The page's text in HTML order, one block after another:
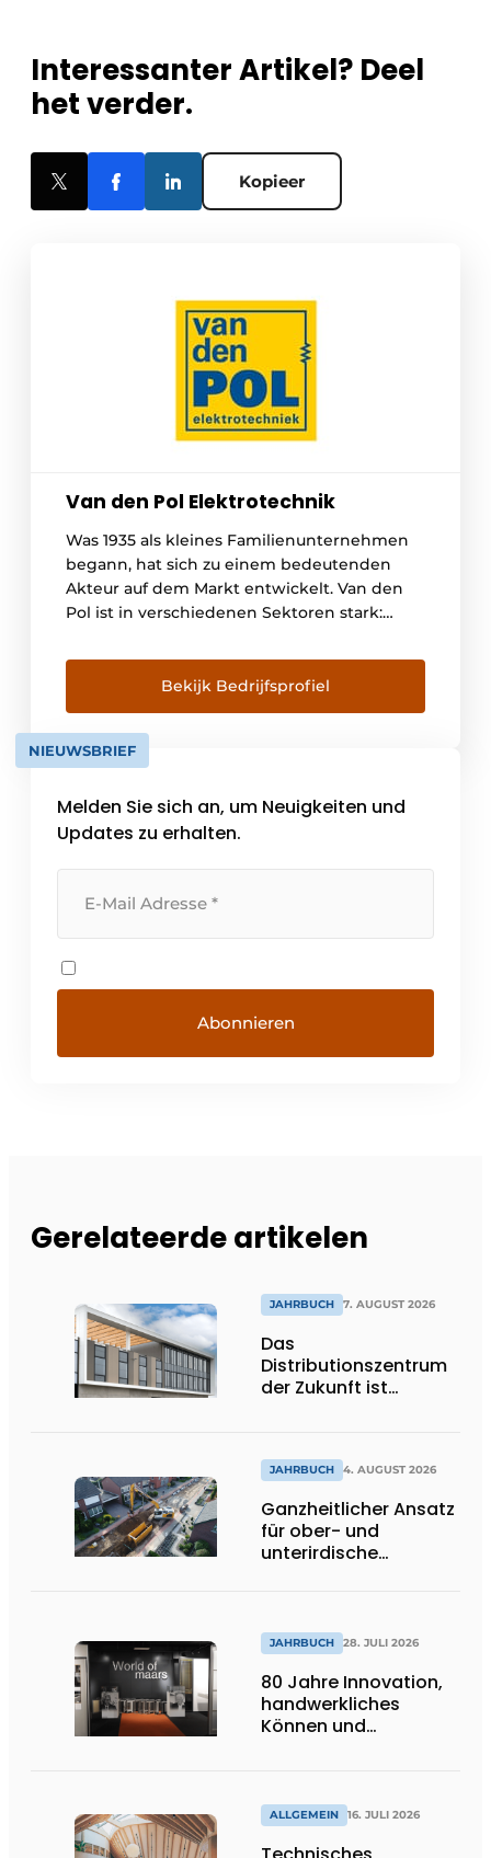
Interessanter Artikel? Deel
het verder.
Kopieer
Van den Pol Elektrotechnik
Was 1935 als kleines Familienunternehmen
begann, hat sich zu einem bedeutenden
Akteur auf dem Markt entwickelt. Van den
Pol ist in verschiedenen Sektoren stark:
Gebäudemanagement, Industrieautomation,
Einzelhandel und Wohnungsbau. Dank
unserer langjährigen Erfahrung sind wir
Spezialisten für alle elektrotechnischen
Installationen und führend in den
Bekijk Bedrijfsprofiel
NIEUWSBRIEF
Melden Sie sich an, um Neuigkeiten und
Updates zu erhalten.
Gerelateerde artikelen
JAHRBUCH 7. AUGUST 2026
Das
Distributionszentrum
der Zukunft ist
lässt Tageslicht tief
ins Innere strömen
JAHRBUCH 4. AUGUST 2026
Ganzheitlicher Ansatz
für ober- und
unterirdische
JAHRBUCH 28. JULI 2026
80 Jahre Innovation,
handwerkliches
Können und
ALLGEMEIN 16. JULI 2026